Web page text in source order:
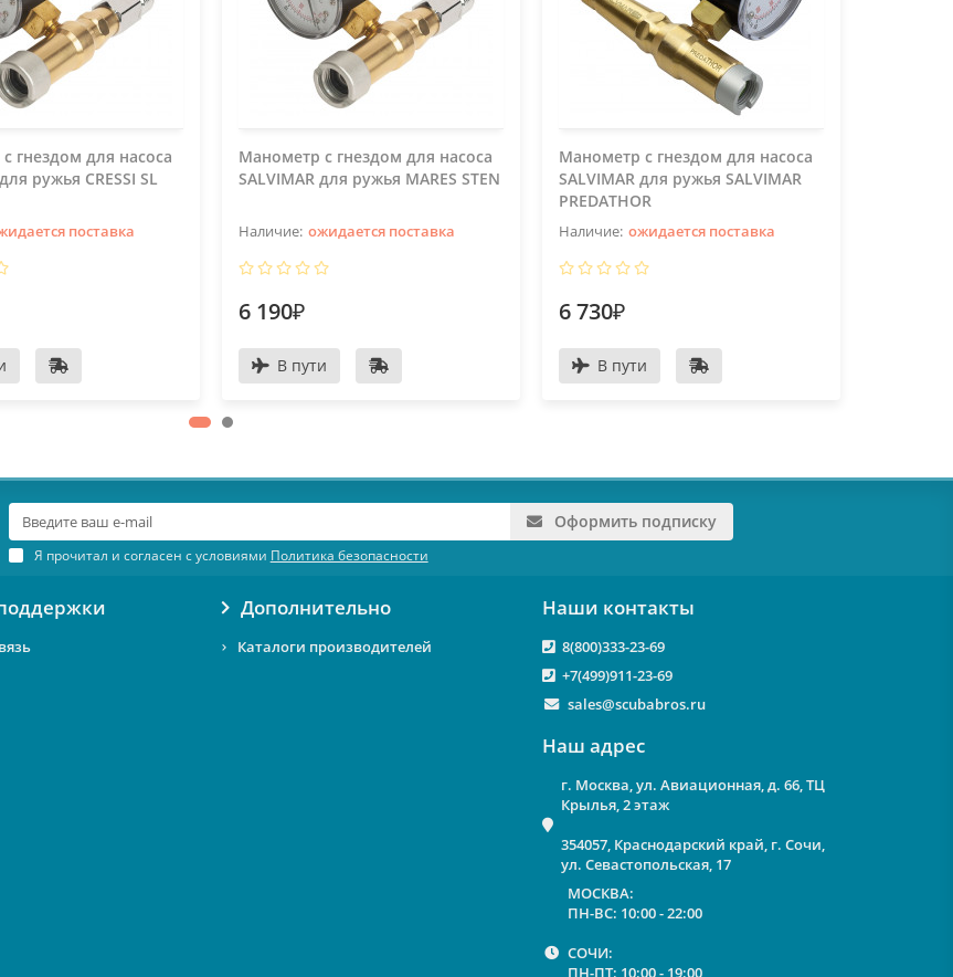
гнездом для насоса
ружья CRESSI SL
поставка
Манометр с гнездом для насоса
SALVIMAR для ружья MARES STEN
ожидается поставка
6 190₽
В пути
Манометр с гнездом для насоса
SALVIMAR для ружья SALVIMAR
PREDATHOR
ожидается поставка
6 730₽
В пути
Оформить подписку
Я прочитал и согласен с условиями Политика безопасности
Дополнительно
Каталоги производителей
Наши контакты
8(800)333-23-69
+7(499)911-23-69
sales@scubabros.ru
Наш адрес
г. Москва, ул. Авиационная, д. 66, ТЦ
Крылья, 2 этаж
354057, Краснодарский край, г. Сочи,
ул. Севастопольская, 17
МОСКВА:
ПН-ВС: 10:00 - 22:00
СОЧИ: